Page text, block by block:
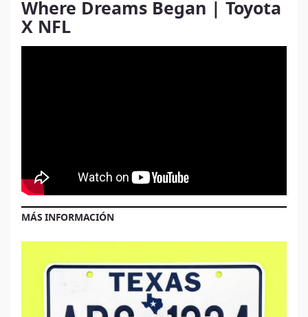
Where Dreams Began | Toyota
X NFL
MÁS INFORMACIÓN